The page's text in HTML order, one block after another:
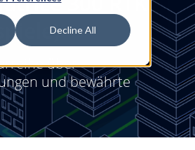
Decline All
über
und bewährte